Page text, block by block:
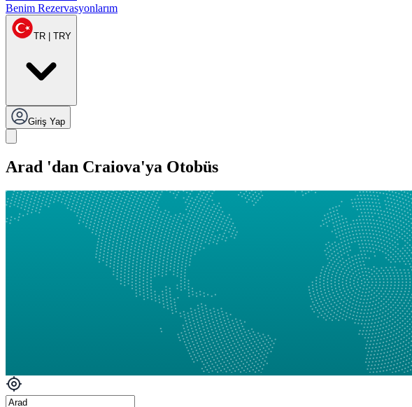
Benim Rezervasyonlarım
TR | TRY
Giriş Yap
Arad 'dan Craiova'ya Otobüs